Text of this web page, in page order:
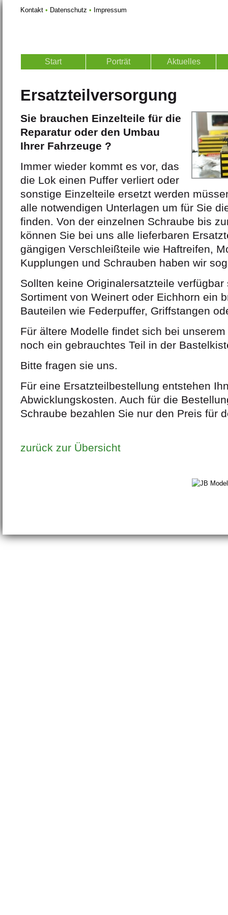
Kontakt • Datenschutz • Impressum
Start Porträt Aktuelles
Ersatzteilversorgung
Sie brauchen Einzelteile für die
Reparatur oder den Umbau
Ihrer Fahrzeuge ?
Immer wieder kommt es vor, das
die Lok einen Puffer verliert oder
sonstige Einzelteile ersetzt werden
alle notwendigen Unterlagen um für Sie
finden. Von der einzelnen Schraube bis
können Sie bei uns alle lieferbaren
gängigen Verschleißteile wie Haftreifen,
Kupplungen und Schrauben haben wir
Sollten keine Originalersatzteile verfügbar
Sortiment von Weinert oder Eichhorn ein
Bauteilen wie Federpuffer, Griffstangen
Für ältere Modelle findet sich bei
noch ein gebrauchtes Teil in der
Bitte fragen sie uns.
Für eine Ersatzteilbestellung entstehen
Abwicklungskosten. Auch für die
Schraube bezahlen Sie nur den Preis für
zurück zur Übersicht